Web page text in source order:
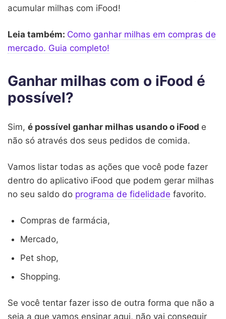
acumular milhas com iFood!
Leia também: Como ganhar milhas em compras de
mercado. Guia completo!
Ganhar milhas com o iFood é
possível?
Sim, é possível ganhar milhas usando o iFood e
não só através dos seus pedidos de comida.
Vamos listar todas as ações que você pode fazer
dentro do aplicativo iFood que podem gerar milhas
no seu saldo do programa de fidelidade favorito.
Compras de farmácia,
Mercado,
Pet shop,
Shopping.
Se você tentar fazer isso de outra forma que não a
seja a que vamos ensinar aqui, não vai conseguir